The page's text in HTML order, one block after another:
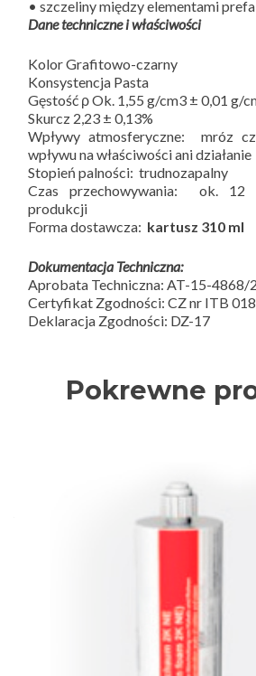
• szczeliny między elementami
Dane techniczne i właściwości
Kolor Grafitowo-czarny
Konsystencja Pasta
Gęstość ρ Ok. 1,55 g/cm3 ± 0,01 g/
Skurcz 2,23 ± 0,13%
Wpływy atmosferyczne: mróz
wpływu na właściwości ani działanie
Stopień palności: trudnozapalny
Czas przechowywania: ok. 12
produkcji
Forma dostawcza: kartusz 310 ml
Dokumentacja Techniczna:
Aprobata Techniczna: AT-15-4868/
Certyfikat Zgodności: CZ nr ITB
Deklaracja Zgodności: DZ-17
Pokrewne